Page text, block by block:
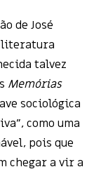
de José
talvez
Memórias
sociológica
como uma
pois que
chegar a vir a